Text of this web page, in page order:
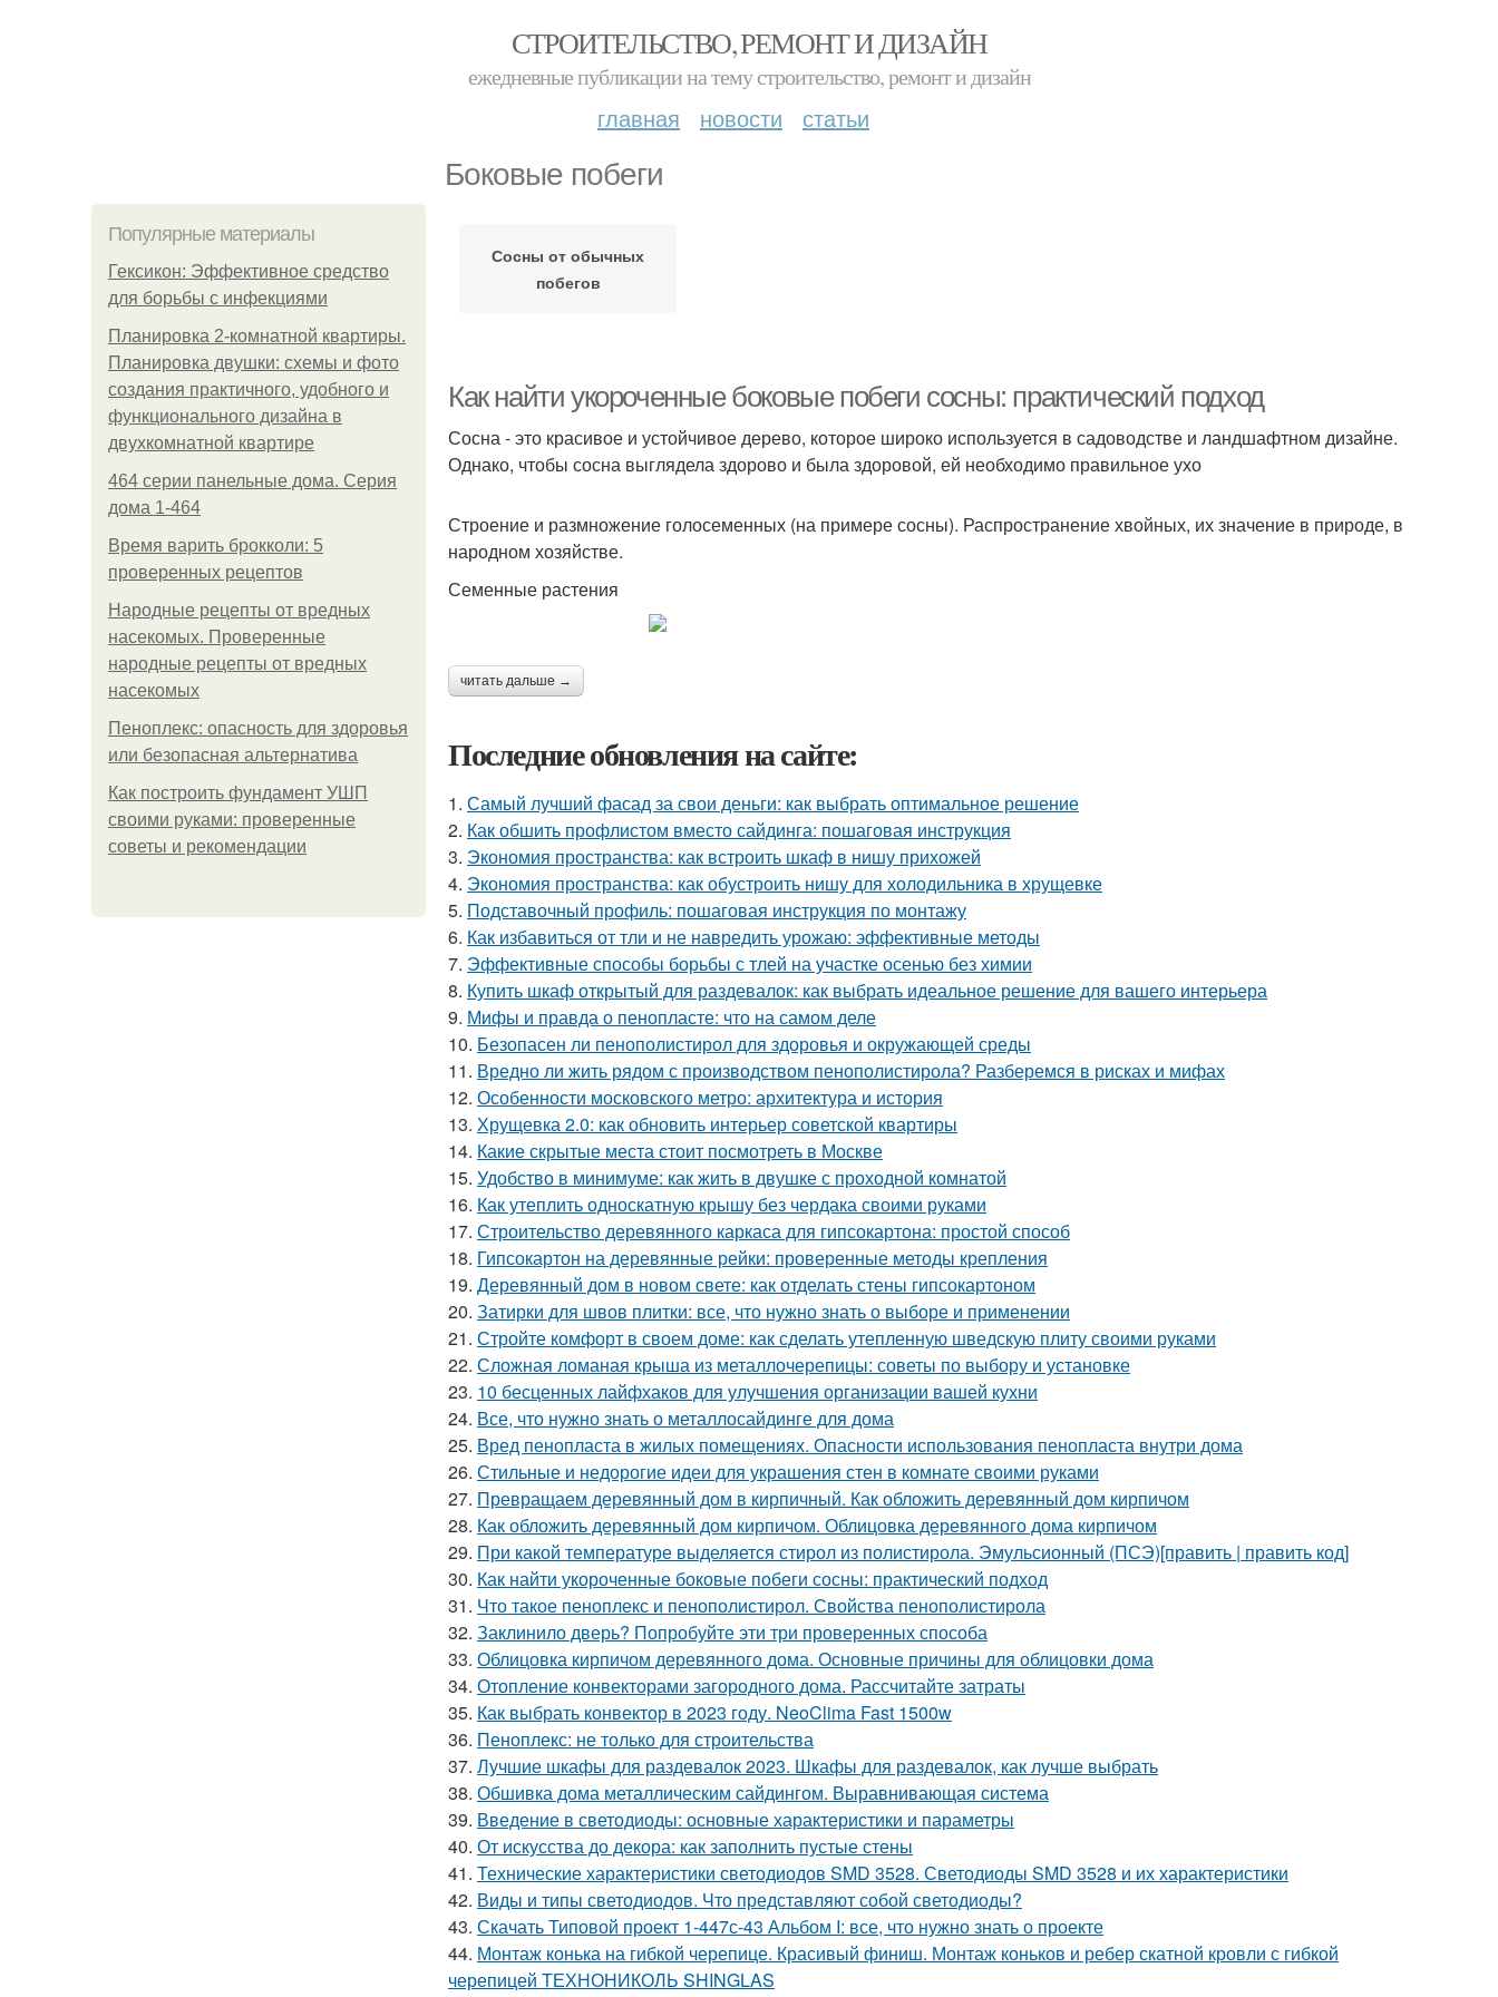
СТРОИТЕЛЬСТВО, РЕМОНТ И ДИЗАЙН
ежедневные публикации на тему строительство, ремонт и дизайн
главная новости статьи
Боковые побеги
Популярные материалы
Гексикон: Эффективное средство
для борьбы с инфекциями
Планировка 2-комнатной квартиры.
Планировка двушки: схемы и фото
создания практичного, удобного и
функционального дизайна в
двухкомнатной квартире
464 серии панельные дома. Серия
дома 1-464
Время варить брокколи: 5
проверенных рецептов
Народные рецепты от вредных
насекомых. Проверенные
народные рецепты от вредных
насекомых
Пеноплекс: опасность для здоровья
или безопасная альтернатива
Как построить фундамент УШП
своими руками: проверенные
советы и рекомендации
Сосны от обычных
побегов
Как найти укороченные боковые побеги сосны: практический подход
Сосна - это красивое и устойчивое дерево, которое широко используется в садоводстве и ландшафтном дизайне.
Однако, чтобы сосна выглядела здорово и была здоровой, ей необходимо правильное ухо
Строение и размножение голосеменных (на примере сосны). Распространение хвойных, их значение в природе, в
народном хозяйстве.
Семенные растения
читать дальше →
Последние обновления на сайте:
1. Самый лучший фасад за свои деньги: как выбрать оптимальное решение
2. Как обшить профлистом вместо сайдинга: пошаговая инструкция
3. Экономия пространства: как встроить шкаф в нишу прихожей
4. Экономия пространства: как обустроить нишу для холодильника в хрущевке
5. Подставочный профиль: пошаговая инструкция по монтажу
6. Как избавиться от тли и не навредить урожаю: эффективные методы
7. Эффективные способы борьбы с тлей на участке осенью без химии
8. Купить шкаф открытый для раздевалок: как выбрать идеальное решение для вашего интерьера
9. Мифы и правда о пенопласте: что на самом деле
10. Безопасен ли пенополистирол для здоровья и окружающей среды
11. Вредно ли жить рядом с производством пенополистирола? Разберемся в рисках и мифах
12. Особенности московского метро: архитектура и история
13. Хрущевка 2.0: как обновить интерьер советской квартиры
14. Какие скрытые места стоит посмотреть в Москве
15. Удобство в минимуме: как жить в двушке с проходной комнатой
16. Как утеплить односкатную крышу без чердака своими руками
17. Строительство деревянного каркаса для гипсокартона: простой способ
18. Гипсокартон на деревянные рейки: проверенные методы крепления
19. Деревянный дом в новом свете: как отделать стены гипсокартоном
20. Затирки для швов плитки: все, что нужно знать о выборе и применении
21. Стройте комфорт в своем доме: как сделать утепленную шведскую плиту своими руками
22. Сложная ломаная крыша из металлочерепицы: советы по выбору и установке
23. 10 бесценных лайфхаков для улучшения организации вашей кухни
24. Все, что нужно знать о металлосайдинге для дома
25. Вред пенопласта в жилых помещениях. Опасности использования пенопласта внутри дома
26. Стильные и недорогие идеи для украшения стен в комнате своими руками
27. Превращаем деревянный дом в кирпичный. Как обложить деревянный дом кирпичом
28. Как обложить деревянный дом кирпичом. Облицовка деревянного дома кирпичом
29. При какой температуре выделяется стирол из полистирола. Эмульсионный (ПСЭ)[править | править код]
30. Как найти укороченные боковые побеги сосны: практический подход
31. Что такое пеноплекс и пенополистирол. Свойства пенополистирола
32. Заклинило дверь? Попробуйте эти три проверенных способа
33. Облицовка кирпичом деревянного дома. Основные причины для облицовки дома
34. Отопление конвекторами загородного дома. Рассчитайте затраты
35. Как выбрать конвектор в 2023 году. NeoClima Fast 1500w
36. Пеноплекс: не только для строительства
37. Лучшие шкафы для раздевалок 2023. Шкафы для раздевалок, как лучше выбрать
38. Обшивка дома металлическим сайдингом. Выравнивающая система
39. Введение в светодиоды: основные характеристики и параметры
40. От искусства до декора: как заполнить пустые стены
41. Технические характеристики светодиодов SMD 3528. Светодиоды SMD 3528 и их характеристики
42. Виды и типы светодиодов. Что представляют собой светодиоды?
43. Скачать Типовой проект 1-447с-43 Альбом I: все, что нужно знать о проекте
44. Монтаж конька на гибкой черепице. Красивый финиш. Монтаж коньков и ребер скатной кровли с гибкой
черепицей ТЕХНОНИКОЛЬ SHINGLAS